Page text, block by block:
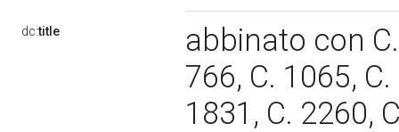
dc:title
abbinato con
766, C. 1065,
1831, C. 2260,